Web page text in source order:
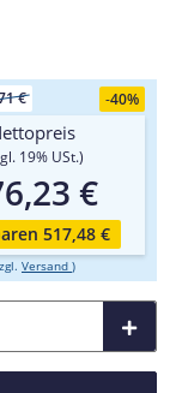
€ -40%
19% USt.)
€
517,48 €
Versand )